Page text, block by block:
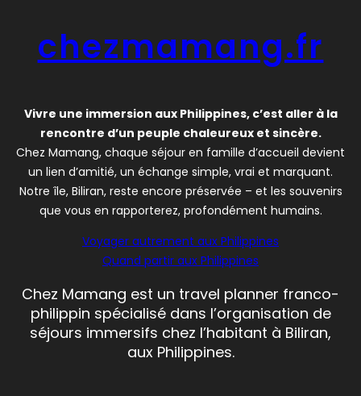
chezmamang.fr
Vivre une immersion aux Philippines, c’est aller à la
rencontre d’un peuple chaleureux et sincère.
Chez Mamang, chaque séjour en famille d’accueil devient
un lien d’amitié, un échange simple, vrai et marquant.
Notre île, Biliran, reste encore préservée – et les souvenirs
que vous en rapporterez, profondément humains.
Voyager autrement aux Philippines
Quand partir aux Philippines
Chez Mamang est un travel planner franco-
philippin spécialisé dans l’organisation de
séjours immersifs chez l’habitant à Biliran,
aux Philippines.